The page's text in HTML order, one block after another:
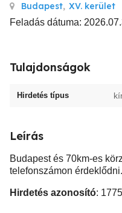
Budapest, XV. kerület
Feladás dátuma:
Tulajdonságok
Hirdetés típus
Leírás
Budapest és 70km-es
telefonszámon érdeklődni.
Hirdetés azonosító: